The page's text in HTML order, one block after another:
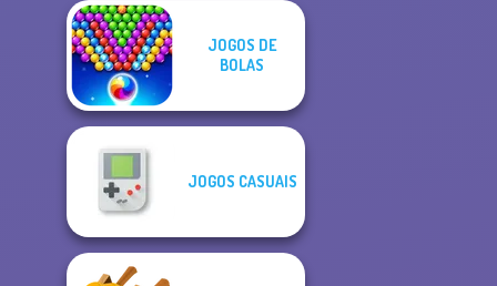
JOGOS DE
BOLAS
JOGOS CASUAIS